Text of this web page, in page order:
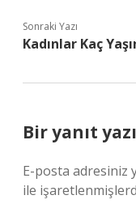
Sonraki Yazı
Kadınlar Kaç
Bir yanıt
E-posta adresiniz
ile